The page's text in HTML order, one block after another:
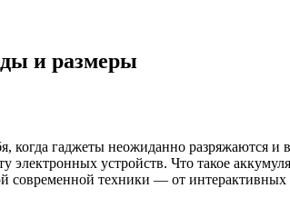
и размеры
гаджеты неожиданно разряжаются
электронных устройств. Что такое
техники — от